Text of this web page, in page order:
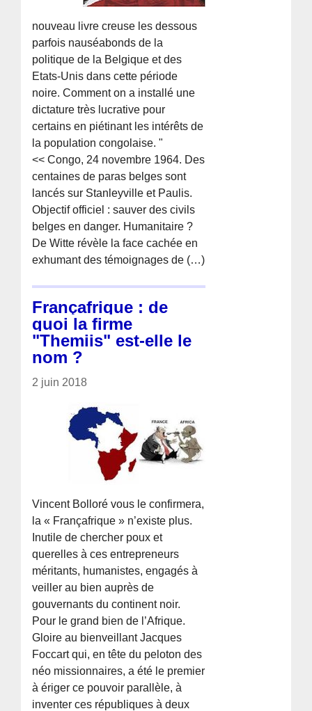
nouveau livre creuse les dessous
parfois nauséabonds de la
politique de la Belgique et des
Etats-Unis dans cette période
noire. Comment on a installé une
dictature très lucrative pour
certains en piétinant les intérêts de
la population congolaise. "
<< Congo, 24 novembre 1964. Des
centaines de paras belges sont
lancés sur Stanleyville et Paulis.
Objectif officiel : sauver des civils
belges en danger. Humanitaire ?
De Witte révèle la face cachée en
exhumant des témoignages de (…)
Françafrique : de
quoi la firme
"Themiis" est-elle le
nom ?
2 juin 2018
Vincent Bolloré vous le confirmera,
la « Françafrique » n’existe plus.
Inutile de chercher poux et
querelles à ces entrepreneurs
méritants, humanistes, engagés à
veiller au bien auprès de
gouvernants du continent noir.
Pour le grand bien de l’Afrique.
Gloire au bienveillant Jacques
Foccart qui, en tête du peloton des
néo missionnaires, a été le premier
à ériger ce pouvoir parallèle, à
inventer ces républiques à deux